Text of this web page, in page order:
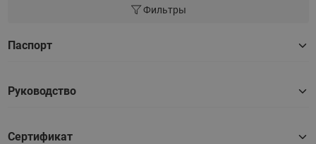
Фильтры
Паспорт
Руководство
Сертификат